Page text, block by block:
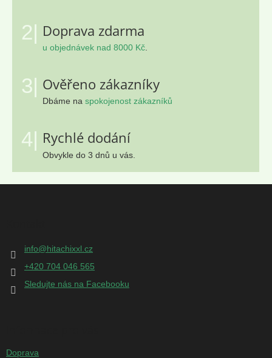
2| Doprava zdarma
u objednávek nad 8000 Kč.
3| Ověřeno zákazníky
Dbáme na spokojenost zákazníků
4| Rychlé dodání
Obvykle do 3 dnů u vás.
Z
info@hitachixxl.cz
+420 704 046 565
Sledujte nás na Facebooku
Doprava